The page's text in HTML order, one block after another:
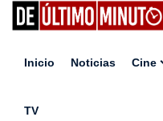
Inicio Noticias Cine
TV